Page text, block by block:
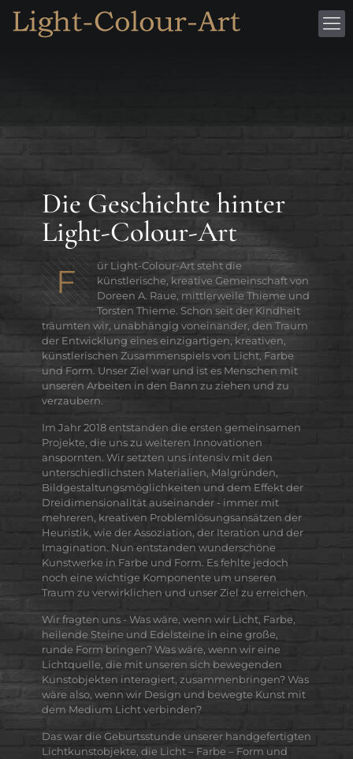
Die Geschichte hinter
Light-Colour-Art
F
ür Light-Colour-Art steht die
künstlerische, kreative Gemeinschaft von
Doreen A. Raue, mittlerweile Thieme und
Torsten Thieme. Schon seit der Kindheit
träumten wir, unabhängig voneinander, den Traum
der Entwicklung eines einzigartigen, kreativen,
künstlerischen Zusammenspiels von Licht, Farbe
und Form. Unser Ziel war und ist es Menschen mit
unseren Arbeiten in den Bann zu ziehen und zu
verzaubern.
Im Jahr 2018 entstanden die ersten gemeinsamen
Projekte, die uns zu weiteren Innovationen
anspornten. Wir setzten uns intensiv mit den
unterschiedlichsten Materialien, Malgründen,
Bildgestaltungsmöglichkeiten und dem Effekt der
Dreidimensionalität auseinander - immer mit
mehreren, kreativen Problemlösungsansätzen der
Heuristik, wie der Assoziation, der Iteration und der
Imagination. Nun entstanden wunderschöne
Kunstwerke in Farbe und Form. Es fehlte jedoch
noch eine wichtige Komponente um unseren
Traum zu verwirklichen und unser Ziel zu erreichen.
Wir fragten uns - Was wäre, wenn wir Licht, Farbe,
heilende Steine und Edelsteine in eine große,
runde Form bringen? Was wäre, wenn wir eine
Lichtquelle, die mit unseren sich bewegenden
Kunstobjekten interagiert, zusammenbringen? Was
wäre also, wenn wir Design und bewegte Kunst mit
dem Medium Licht verbinden?
Das war die Geburtsstunde unserer handgefertigten
Lichtkunstobjekte, die Licht – Farbe – Form und